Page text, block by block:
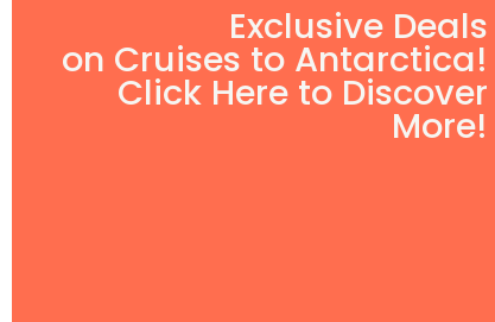
Exclusive Deals
on Cruises to Antarctica!
Click Here to Discover
More!